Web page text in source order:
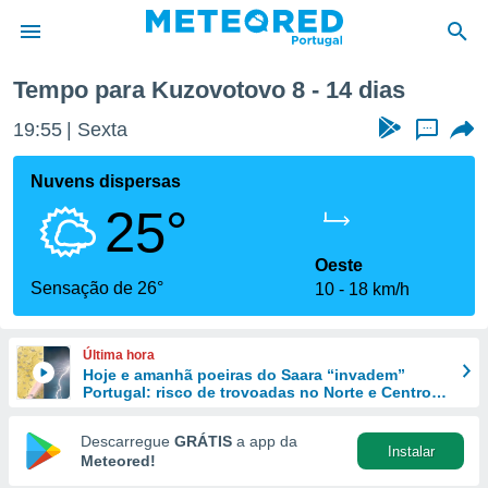
da
foi
fornecidas
a este
das
e
forma
digital
Tempo para Kuzovotovo 8 - 14 dias
19:55 Sexta ...
Nuvens dispersas
25°
Sensação de 26°
Oeste
10
18 km/h
Última hora
Hoje e amanhã poeiras do Saara “invadem”
Portugal: risco de trovoadas no Norte e Centro
Descarregue GRÁTIS a app da
Meteored!
Instalar